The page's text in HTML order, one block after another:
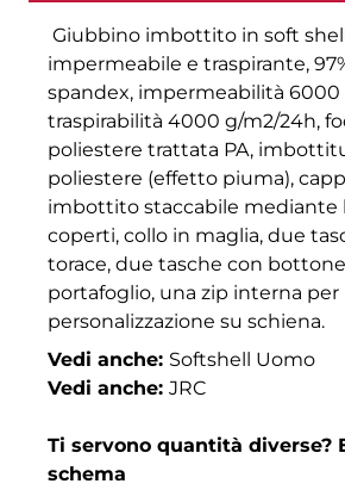
Giubbino imbottito in soft
impermeabile e traspirante,
spandex, impermeabilità
traspirabilità 4000 g/m2/24h,
poliestere trattata PA,
poliestere (effetto piuma),
imbottito staccabile mediante
coperti, collo in maglia, due
torace, due tasche con
portafoglio, una zip interna per
personalizzazione su schiena.
Vedi anche: Softshell Uomo
Vedi anche: JRC
Ti servono quantità diverse?
schema